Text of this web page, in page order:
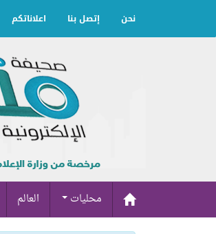
نحن إتصل بنا اعلاناتكم
محليات العالم